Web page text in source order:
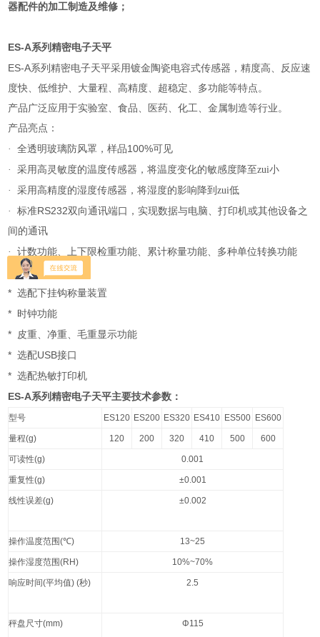
器配件的加工制造及维修；
ES-A系列精密电子天平
ES-A系列精密电子天平采用镀金陶瓷电容式传感器，精度高、反应速
度快、低维护、大量程、高精度、超稳定、多功能等特点。
产品广泛应用于实验室、食品、医药、化工、金属制造等行业。
产品亮点：
·
全透明玻璃防风罩，样品100%可见
·
采用高灵敏度的温度传感器，将温度变化的敏感度降至zui小
·
采用高精度的湿度传感器，将湿度的影响降到zui低
·
标准RS232双向通讯端口，实现数据与电脑、打印机或其他设备之
间的通讯
·
计数功能、上下限检重功能、累计称量功能、多种单位转换功能
活体称量功能
*选配下挂钩称量装置
* 时钟功能
* 皮重、净重、毛重显示功能
*选配USB接口
*选配热敏打印机
ES-A系列精密电子天平主要技术参数：
型号 ES120 ES200 ES320 ES410 ES500 ES600
量程(g) 120 200 320 410 500 600
可读性(g) 0.001
重复性(g) ±0.001
线性误差(g) ±0.002
操作温度范围(℃) 13~25
操作湿度范围(RH) 10%~70%
响应时间(平均值) (秒) 2.5
秤盘尺寸(mm) Φ115